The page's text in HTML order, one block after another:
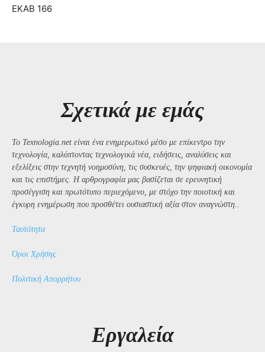
ΕΚΑΒ 166
Σχετικά με εμάς
Το Texnologia.net είναι ένα ενημερωτικό μέσο με επίκεντρο την
τεχνολογία, καλύπτοντας τεχνολογικά νέα, ειδήσεις, αναλύσεις και
εξελίξεις στην τεχνητή νοημοσύνη, τις συσκευές, την ψηφιακή οικονομία
και τις επιστήμες. Η αρθρογραφία μας βασίζεται σε ερευνητική
προσέγγιση και πρωτότυπο περιεχόμενο, με στόχο την ποιοτική και
έγκυρη ενημέρωση που προσθέτει ουσιαστική αξία στον αναγνώστη..
Ταυτότητα
Όροι Χρήσης
Πολιτική Απορρήτου
Εργαλεία